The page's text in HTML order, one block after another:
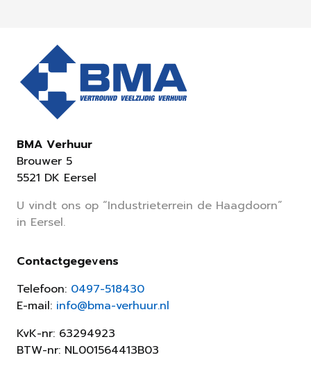
BMA Verhuur
Brouwer 5
5521 DK Eersel
U vindt ons op “Industrieterrein de Haagdoorn”
in Eersel.
Contactgegevens
Telefoon: 0497-518430
E-mail: info@bma-verhuur.nl
KvK-nr: 63294923
BTW-nr: NL001564413B03